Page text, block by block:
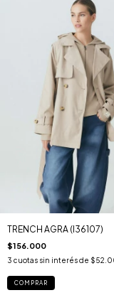
TRENCH AGRA (I36107)
$156.000
3 cuotas sin interés de
COMPRAR